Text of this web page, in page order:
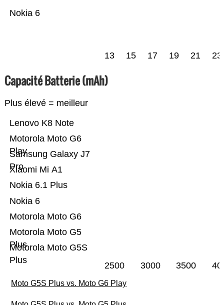
Nokia 6
13 15 17 19 21 23
Capacité Batterie (mAh)
Plus élevé = meilleur
Motorola Moto G5S
Plus
Motorola Moto G5
Plus
Motorola Moto G6
Nokia 6
Nokia 6.1 Plus
Xiaomi Mi A1
Samsung Galaxy J7
Pro
Motorola Moto G6
Play
Lenovo K8 Note
2500 3000 3500
Moto G5S Plus vs. Moto G6 Play